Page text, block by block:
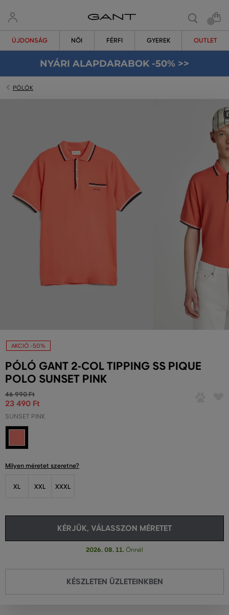
ÚJDONSÁG NŐI FÉRFI GYEREK OUTLET
NYÁRI ALAPDARABOK -50% >>
PÓLÓK
AKCIÓ -50%
PÓLÓ GANT 2-COL TIPPING SS PIQUE
POLO SUNSET PINK
46 990 Ft
23 490 Ft
SUNSET PINK
Milyen méretet szeretne?
XL XXL XXXL
KÉRJÜK, VÁLASSZON MÉRETET
2026. 08. 11. Önnél
KÉSZLETEN ÜZLETEINKBEN